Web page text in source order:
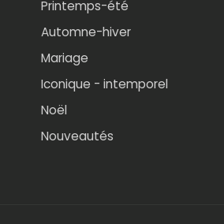
Printemps-été
Automne-hiver
Mariage
Iconique - intemporel
Noël
Nouveautés